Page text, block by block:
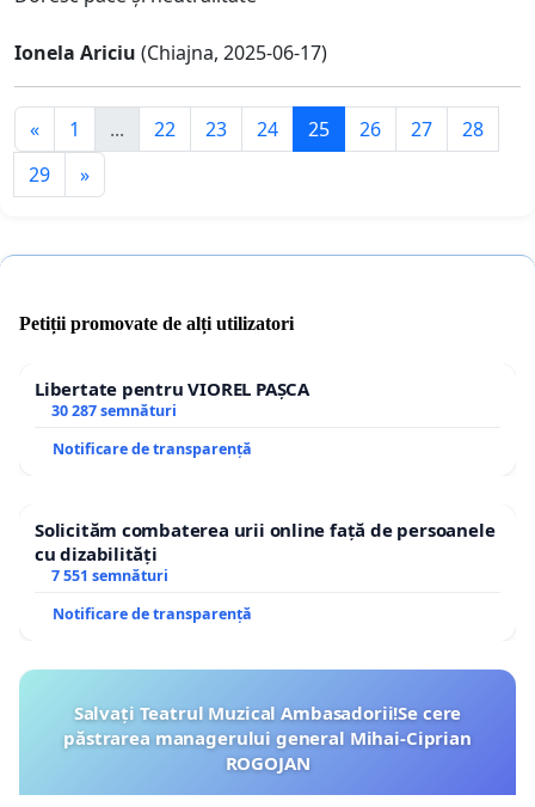
Ionela Ariciu (Chiajna, 2025-06-17)
« 1 ... 22 23 24 25 26 27
28
29
»
Petiții promovate de alți utilizatori
Libertate pentru VIOREL PAȘCA
30 287 semnături
Notificare de transparență
Solicităm combaterea urii online față de persoanele
cu dizabilități
7 551 semnături
Notificare de transparență
Salvați Teatrul Muzical Ambasadorii!Se cere
păstrarea managerului general Mihai-Ciprian
ROGOJAN